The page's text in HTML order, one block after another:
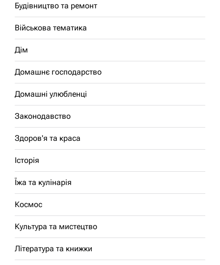
Будівництво та ремонт
Військова тематика
Дім
Домашнє господарство
Домашні улюбленці
Законодавство
Здоров'я та краса
Історія
Їжа та кулінарія
Космос
Культура та мистецтво
Література та книжки